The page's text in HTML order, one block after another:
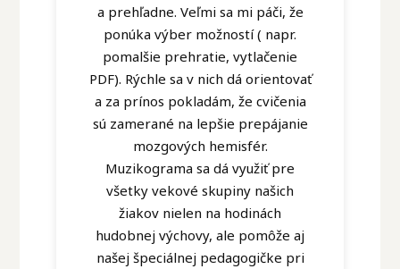
a prehľadne. Veľmi sa mi páči, že
ponúka výber možností ( napr.
pomalšie prehratie, vytlačenie
PDF). Rýchle sa v nich dá orientovať
a za prínos pokladám, že cvičenia
sú zamerané na lepšie prepájanie
mozgových hemisfér.
Muzikograma sa dá využiť pre
všetky vekové skupiny našich
žiakov nielen na hodinách
hudobnej výchovy, ale pomôže aj
našej špeciálnej pedagogičke pri